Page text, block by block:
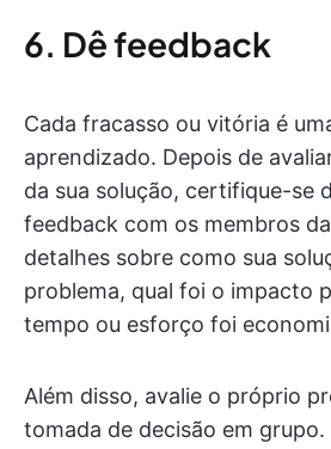
6. Dê feedback
Cada fracasso ou vitória é
aprendizado. Depois de
da sua solução, certifique-se
feedback com os membros
detalhes sobre como sua
problema, qual foi o impacto
tempo ou esforço foi
Além disso, avalie o próprio
tomada de decisão em